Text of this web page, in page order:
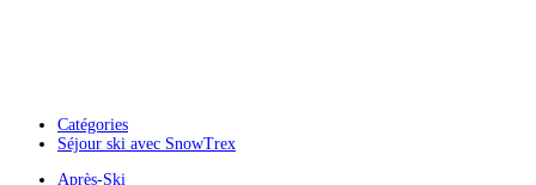
Catégories
Séjour ski avec SnowTrex
Après-Ski